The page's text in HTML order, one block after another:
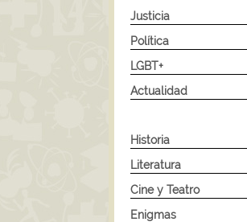
Justicia
Política
LGBT+
Actualidad
Historia
Literatura
Cine y Teatro
Enigmas